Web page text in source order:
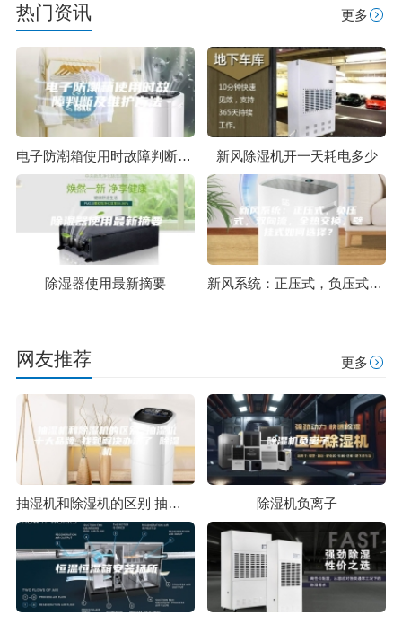
热门资讯 更多
电子防潮箱使用时故障判断及维护方法 新风除湿机开一天耗电多少
除湿器使用最新摘要 新风系统：正压式，负压式，双向流，全热交换，壁挂式如何选择？
网友推荐 更多
抽湿机和除湿机的区别 抽湿机十大品牌 找到解决办法了 除湿机 除湿机负离子